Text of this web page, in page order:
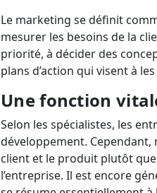
Le marketing se définit
mesurer les besoins de la
priorité, à décider des
plans d’action qui visent à
Une fonction
Selon les spécialistes, les
développement.
client et le produit plutôt
l’entreprise. Il est encore